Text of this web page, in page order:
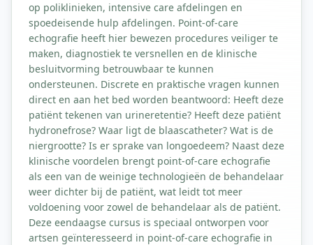
op poliklinieken, intensive care afdelingen en
spoedeisende hulp afdelingen. Point-of-care
echografie heeft hier bewezen procedures veiliger te
maken, diagnostiek te versnellen en de klinische
besluitvorming betrouwbaar te kunnen
ondersteunen. Discrete en praktische vragen kunnen
direct en aan het bed worden beantwoord: Heeft deze
patiënt tekenen van urineretentie? Heeft deze patiënt
hydronefrose? Waar ligt de blaascatheter? Wat is de
niergrootte? Is er sprake van longoedeem? Naast deze
klinische voordelen brengt point-of-care echografie
als een van de weinige technologieën de behandelaar
weer dichter bij de patiënt, wat leidt tot meer
voldoening voor zowel de behandelaar als de patiënt.
Deze eendaagse cursus is speciaal ontworpen voor
artsen geïnteresseerd in point-of-care echografie in